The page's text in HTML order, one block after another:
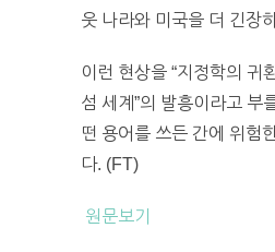
웃 나라와 미국을 더 긴장
이런 현상을 “지정학의 귀
섬 세계”의 발흥이라고 부
떤 용어를 쓰든 간에 위험
다. (FT)
원문보기